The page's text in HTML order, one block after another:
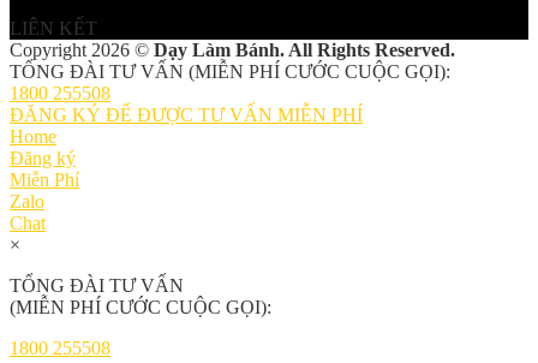
LIÊN KẾT
Copyright 2026 © Dạy Làm Bánh. All Rights Reserved.
TỔNG ĐÀI TƯ VẤN (MIỄN PHÍ CƯỚC CUỘC GỌI):
1800 255508
ĐĂNG KÝ ĐỂ ĐƯỢC TƯ VẤN MIỄN PHÍ
Home
Đăng ký
Miễn Phí
Zalo
Chat
×
TỔNG ĐÀI TƯ VẤN
(MIỄN PHÍ CƯỚC CUỘC GỌI):
1800 255508